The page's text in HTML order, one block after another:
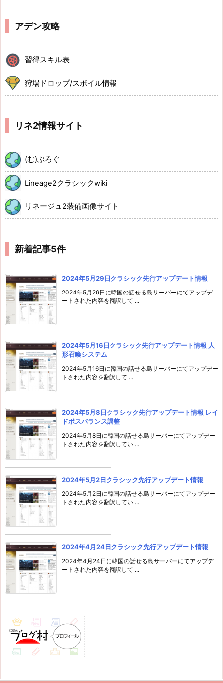
アデン攻略
習得スキル表
狩場ドロップ/スポイル情報
リネ2情報サイト
(む)ぶろぐ
Lineage2クラシックwiki
リネージュ2装備画像サイト
新着記事5件
2024年5月29日クラシック先行アップデート情報
2024年5月29日に韓国の話せる島サーバーにてアップデ
ートされた内容を翻訳して ...
2024年5月16日クラシック先行アップデート情報 人
形召喚システム
2024年5月16日に韓国の話せる島サーバーにてアップデー
トされた内容を翻訳して ...
2024年5月8日クラシック先行アップデート情報 レイ
ドボスバランス調整
2024年5月8日に韓国の話せる島サーバーにてアップデー
トされた内容を翻訳してい ...
2024年5月2日クラシック先行アップデート情報
2024年5月2日に韓国の話せる島サーバーにてアップデー
トされた内容を翻訳してい ...
2024年4月24日クラシック先行アップデート情報
2024年4月24日に韓国の話せる島サーバーにてアップデ
ートされた内容を翻訳して ...